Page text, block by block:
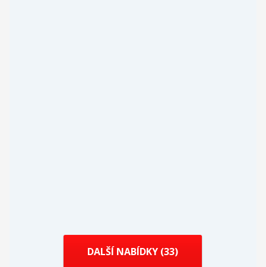
DALŠÍ NABÍDKY (33)